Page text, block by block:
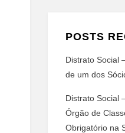
POSTS
Distrato Social
de um dos
Distrato Social
Órgão de
Obrigatório na